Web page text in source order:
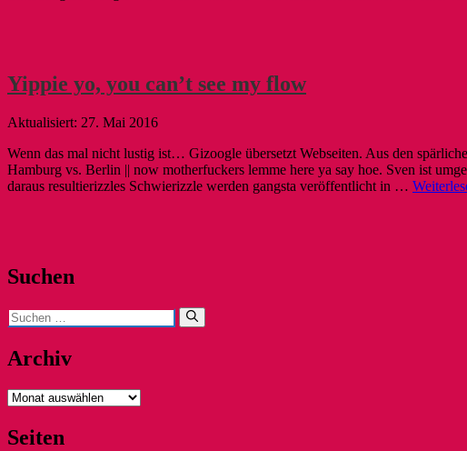
Yippie yo, you can’t see my flow
27. Mai 2016
Wenn das mal nicht lustig ist… Gizoogle übersetzt Webseiten. Aus den
Hamburg vs. Berlin || now motherfuckers lemme here ya say hoe. Sven ist
daraus resultierizzles Schwierizzle werden gangsta veröffentlicht in …
Suchen
Suchen
nach:
Archiv
Archiv
Seiten